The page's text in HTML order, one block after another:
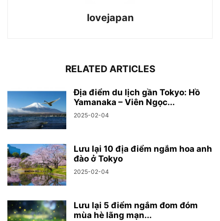
lovejapan
RELATED ARTICLES
Địa điểm du lịch gần Tokyo: Hồ
Yamanaka – Viên Ngọc...
2025-02-04
Lưu lại 10 địa điểm ngắm hoa anh
đào ở Tokyo
2025-02-04
Lưu lại 5 điểm ngắm đom đóm
mùa hè lãng mạn...